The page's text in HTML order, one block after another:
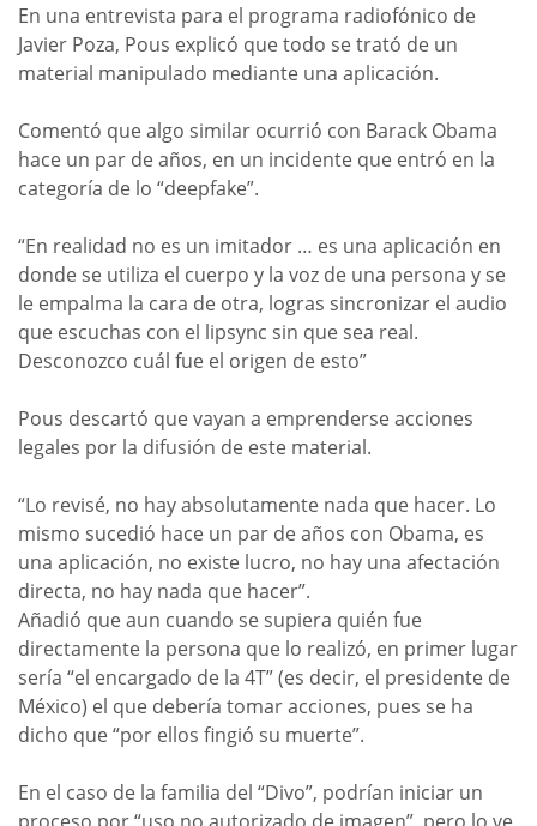
En una entrevista para el programa radiofónico de
Javier Poza, Pous explicó que todo se trató de un
material manipulado mediante una aplicación.
Comentó que algo similar ocurrió con Barack Obama
hace un par de años, en un incidente que entró en la
categoría de lo “deepfake”.
“En realidad no es un imitador … es una aplicación en
donde se utiliza el cuerpo y la voz de una persona y se
le empalma la cara de otra, logras sincronizar el audio
que escuchas con el lipsync sin que sea real.
Desconozco cuál fue el origen de esto”
Pous descartó que vayan a emprenderse acciones
legales por la difusión de este material.
“Lo revisé, no hay absolutamente nada que hacer. Lo
mismo sucedió hace un par de años con Obama, es
una aplicación, no existe lucro, no hay una afectación
directa, no hay nada que hacer”.
Añadió que aun cuando se supiera quién fue
directamente la persona que lo realizó, en primer lugar
sería “el encargado de la 4T” (es decir, el presidente de
México) el que debería tomar acciones, pues se ha
dicho que “por ellos fingió su muerte”.
En el caso de la familia del “Divo”, podrían iniciar un